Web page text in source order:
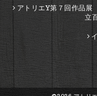
アトリエY第７回作品
立